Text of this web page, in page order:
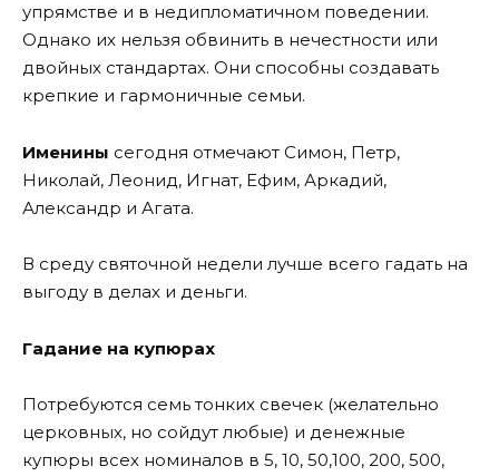
упрямстве и в недипломатичном поведении.
Однако их нельзя обвинить в нечестности или
двойных стандартах. Они способны создавать
крепкие и гармоничные семьи.
Именины сегодня отмечают Симон, Петр,
Николай, Леонид, Игнат, Ефим, Аркадий,
Александр и Агата.
В среду святочной недели лучше всего гадать на
выгоду в делах и деньги.
Гадание на купюрах
Потребуются семь тонких свечек (желательно
церковных, но сойдут любые) и денежные
купюры всех номиналов в 5, 10, 50,100, 200, 500,